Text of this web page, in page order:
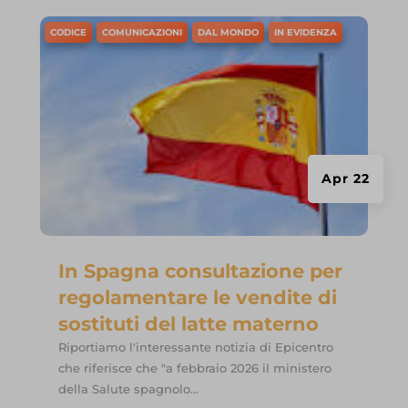
In Spagna consultazione per
regolamentare le vendite di
sostituti del latte materno
Apr 22
CODICE COMUNICAZIONI DAL MONDO IN EVIDENZA
Riportiamo l'interessante notizia di Epicentro
che riferisce che "a febbraio 2026 il ministero
della Salute spagnolo...
www.gifa.org
www.researchgate.net